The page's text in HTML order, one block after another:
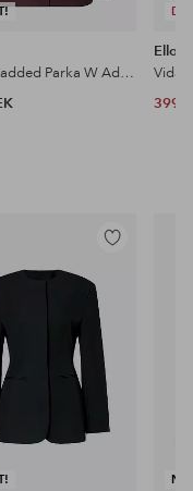
Parkas Padded Parka W Adjustable Waist
Ellos
399
Lägg
i
favoriter